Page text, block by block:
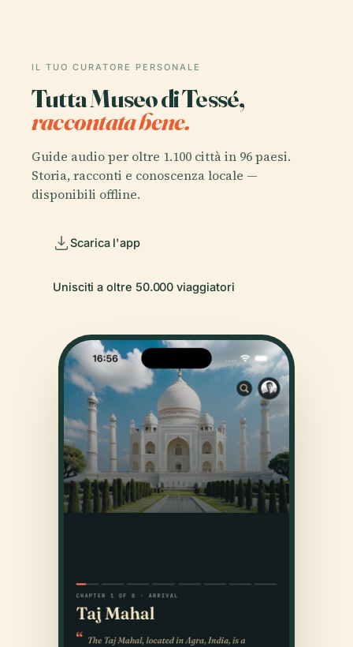
IL TUO CURATORE PERSONALE
Tutta Museo di Tessé,
raccontata bene.
Guide audio per oltre 1.100 città in 96 paesi.
Storia, racconti e conoscenza locale —
disponibili offline.
Scarica l'app
Unisciti a oltre 50.000 viaggiatori